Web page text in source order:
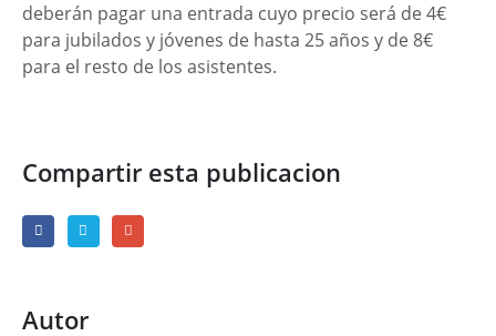
deberán pagar una entrada cuyo precio será de 4€
para jubilados y jóvenes de hasta 25 años y de 8€
para el resto de los asistentes.
Compartir esta publicacion
Autor